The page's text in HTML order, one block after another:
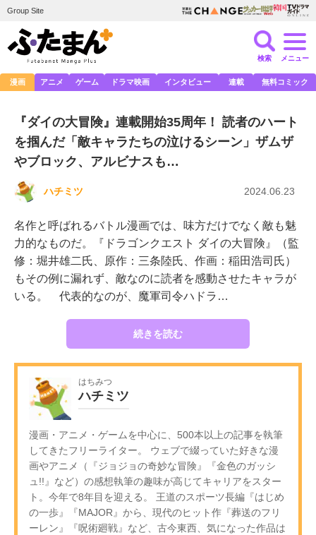
Group Site
検索 メニュー
漫画 アニメ ゲーム ドラマ映画 インタビュー 連載 無料コミック
『ダイの大冒険』連載開始35周年！ 読者のハート
を掴んだ「敵キャラたちの泣けるシーン」ザムザ
やブロック、アルビナスも…
ハチミツ 2024.06.23
名作と呼ばれるバトル漫画では、味方だけでなく敵も魅
力的なものだ。『ドラゴンクエスト ダイの大冒険』（監
修：堀井雄二氏、原作：三条陸氏、作画：稲田浩司氏）
もその例に漏れず、敵なのに読者を感動させたキャラが
いる。 代表的なのが、魔軍司令ハドラ…
続きを読む
はちみつ
ハチミツ
漫画・アニメ・ゲームを中心に、500本以上の記事を執筆
してきたフリーライター。 ウェブで綴っていた好きな漫
画やアニメ（『ジョジョの奇妙な冒険』『金色のガッシ
ュ!!』など）の感想執筆の趣味が高じてキャリアをスター
ト。今年で8年目を迎える。 王道のスポーツ長編『はじめ
の一歩』『MAJOR』から、現代のヒット作『葬送のフリ
ーレン』『呪術廻戦』など、古今東西、気になった作品は